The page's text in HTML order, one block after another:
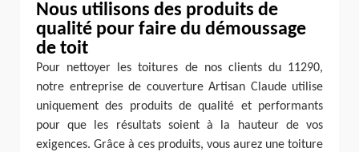
Nous utilisons des produits de
qualité pour faire du démoussage
de toit
Pour nettoyer les toitures de nos clients du 11290,
notre entreprise de couverture Artisan Claude utilise
uniquement des produits de qualité et performants
pour que les résultats soient à la hauteur de vos
exigences. Grâce à ces produits, vous aurez une toiture